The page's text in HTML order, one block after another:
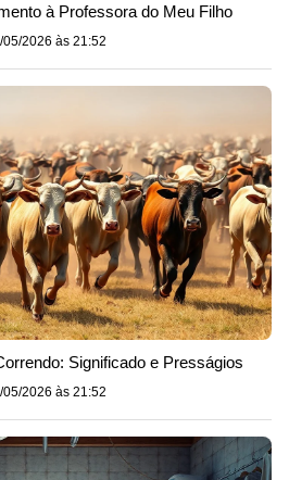
à Professora do Meu Filho
05/2026 às 21:52
Significado e Presságios
05/2026 às 21:52